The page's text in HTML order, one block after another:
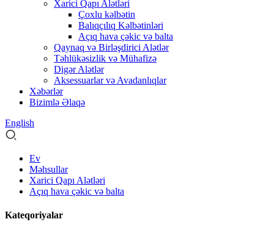
Xarici Qapı Alətləri
Çoxlu kəlbətin
Balıqçılıq Kəlbətinləri
Açıq hava çəkic və balta
Qaynaq və Birləşdirici Alətlər
Təhlükəsizlik və Mühafizə
Digər Alətlər
Aksessuarlar və Avadanlıqlar
Xəbərlər
Bizimlə Əlaqə
English
Ev
Məhsullar
Xarici Qapı Alətləri
Açıq hava çəkic və balta
Kateqoriyalar